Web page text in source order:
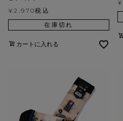
¥ 2,970税込
在庫切れ
カートに入れる
¥